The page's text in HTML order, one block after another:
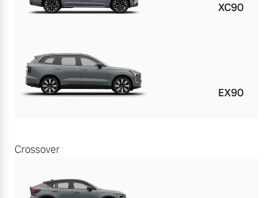
XC90
EX90
Crossover